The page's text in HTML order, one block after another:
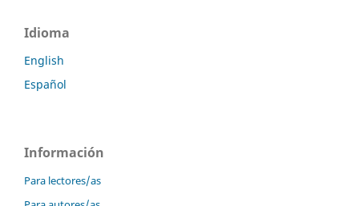
Idioma
English
Español
Información
Para lectores/as